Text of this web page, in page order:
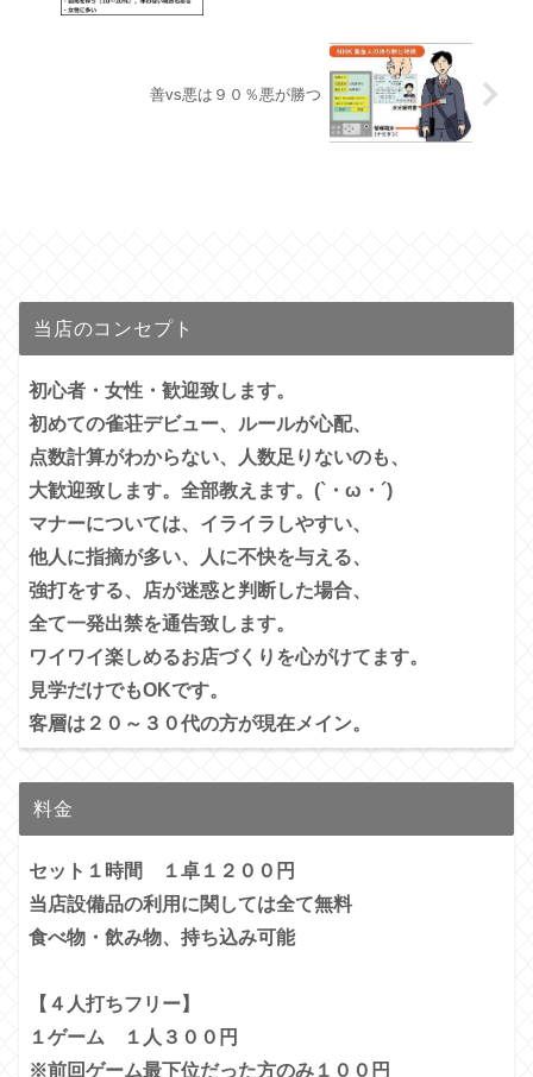
善vs悪は９０％悪が勝つ
当店のコンセプト
初心者・女性・歓迎致します。
初めての雀荘デビュー、ルールが心配、
点数計算がわからない、人数足りないのも、
大歓迎致します。全部教えます。(`・ω・´)
マナーについては、イライラしやすい、
他人に指摘が多い、
人に不快を与える、
強打をする、店が迷惑と判断した場合、
全て一発出禁を通告致します。
ワイワイ楽しめるお店づくりを心がけてます。
見学だけでもOKです。
客層は２０～３０代の方が現在メイン。
料金
セット１時間 １卓１２００円
当店設備品の利用に関しては全て無料
食べ物・飲み物、持ち込み可能
【４人打ちフリー】
１ゲーム １人３００円
※前回ゲーム最下位だった方のみ１００円